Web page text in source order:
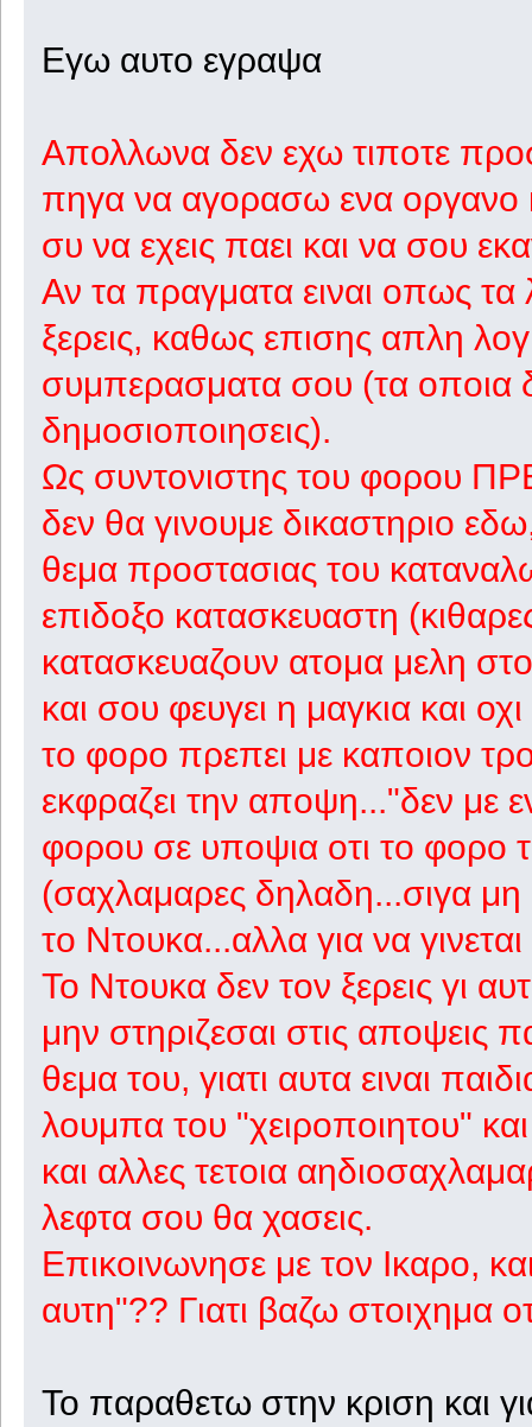
Εγω αυτο εγραψα
Απολλωνα δεν εχω τιποτε
πηγα να αγορασω ενα οργανο
συ να εχεις παει και να σου
Αν τα πραγματα ειναι οπως τα
ξερεις, καθως επισης απλη
συμπερασματα σου (τα οποια
δημοσιοποιησεις).
Ως συντονιστης του φορου
δεν θα γινουμε δικαστηριο
θεμα προστασιας του
επιδοξο κατασκευαστη
κατασκευαζουν ατομα μελη
και σου φευγει η μαγκια και
το φορο πρεπει με καποιον
εκφραζει την αποψη..."δεν με
φορου σε υποψια οτι το φορο
(σαχλαμαρες δηλαδη...σιγα
το Ντουκα...αλλα για να
Το Ντουκα δεν τον ξερεις γι
μην στηριζεσαι στις αποψεις
θεμα του, γιατι αυτα ειναι
λουμπα του "χειροποιητου"
και αλλες τετοια
λεφτα σου θα χασεις.
Επικοινωνησε με τον Ικαρο,
αυτη"?? Γιατι βαζω στοιχημα
Το παραθετω στην κριση και